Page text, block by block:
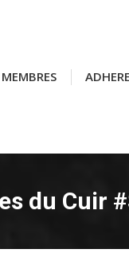
MEMBRES
du Cuir
MEMBRES